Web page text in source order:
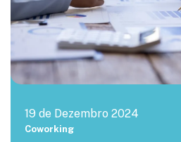
19 de Dezembro 2024
Coworking